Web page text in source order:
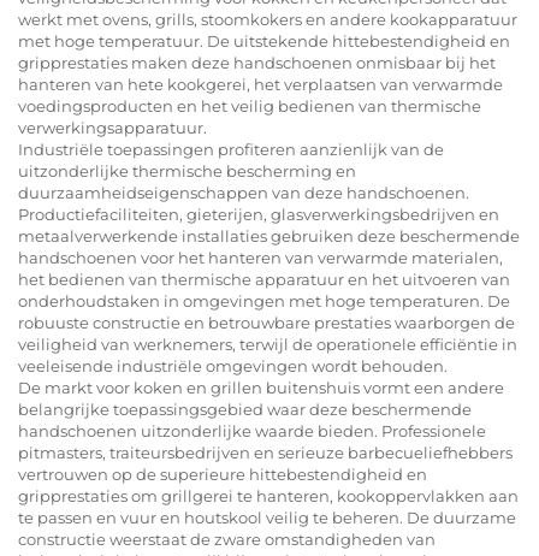
werkt met ovens, grills, stoomkokers en andere kookapparatuur
met hoge temperatuur. De uitstekende hittebestendigheid en
gripprestaties maken deze handschoenen onmisbaar bij het
hanteren van hete kookgerei, het verplaatsen van verwarmde
voedingsproducten en het veilig bedienen van thermische
verwerkingsapparatuur.
Industriële toepassingen profiteren aanzienlijk van de
uitzonderlijke thermische bescherming en
duurzaamheidseigenschappen van deze handschoenen.
Productiefaciliteiten, gieterijen, glasverwerkingsbedrijven en
metaalverwerkende installaties gebruiken deze beschermende
handschoenen voor het hanteren van verwarmde materialen,
het bedienen van thermische apparatuur en het uitvoeren van
onderhoudstaken in omgevingen met hoge temperaturen. De
robuuste constructie en betrouwbare prestaties waarborgen de
veiligheid van werknemers, terwijl de operationele efficiëntie in
veeleisende industriële omgevingen wordt behouden.
De markt voor koken en grillen buitenshuis vormt een andere
belangrijke toepassingsgebied waar deze beschermende
handschoenen uitzonderlijke waarde bieden. Professionele
pitmasters, traiteursbedrijven en serieuze barbecueliefhebbers
vertrouwen op de superieure hittebestendigheid en
gripprestaties om grillgerei te hanteren, kookoppervlakken aan
te passen en vuur en houtskool veilig te beheren. De duurzame
constructie weerstaat de zware omstandigheden van